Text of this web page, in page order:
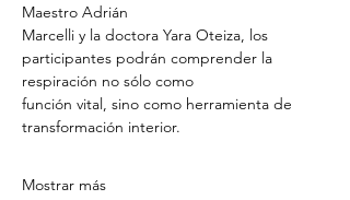
Maestro Adrián
Marcelli y la doctora Yara Oteiza, los
participantes podrán comprender la
respiración no sólo como
función vital, sino como herramienta de
transformación interior.
Mostrar más